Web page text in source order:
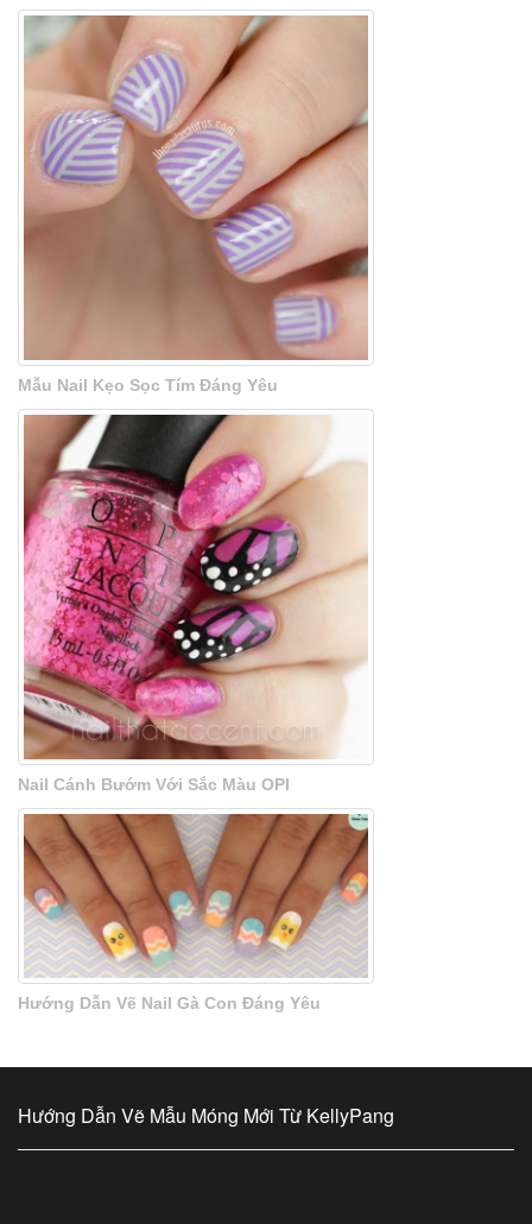
Mẫu Nail Kẹo Sọc Tím Đáng Yêu
Nail Cánh Bướm Với Sắc Màu OPI
Hướng Dẫn Vẽ Nail Gà Con Đáng Yêu
Hướng Dẫn Vẽ Mẫu Móng Mới Từ KellyPang